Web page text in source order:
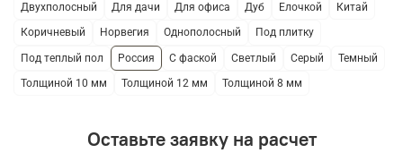
Двухполосный Для дачи Для офиса Дуб Елочкой Китай
Коричневый Норвегия Однополосный Под плитку
Под теплый пол Россия С фаской Светлый Серый Темный
Толщиной 10 мм Толщиной 12 мм Толщиной 8 мм
Оставьте заявку на расчет